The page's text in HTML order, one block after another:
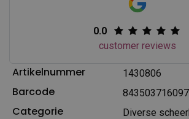
0.0
customer reviews
Artikelnummer 1430806
Barcode
Categorie Diverse